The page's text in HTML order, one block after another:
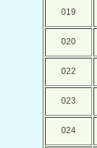
019
020
022
023
024